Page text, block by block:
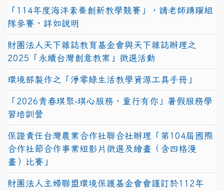
「114年度海洋素養創新教學競賽」，請老師踴躍組
隊參賽，詳如說明
財團法人天下雜誌教育基金會與天下雜誌辦理之
2025「永續台灣創意教案」徵選活動
環境部製作之「淨零綠生活教學資源工具手冊」
「2026青春琪聚-琪心服務，童行有你」暑假服務學
習培訓營
保證責任台灣農業合作社聯合社辦理「第104屆國際
合作社節合作事業短影片徵選及繪畫（含四格漫
畫）比賽」
財團法人主婦聯盟環境保護基金會會謹訂於112年